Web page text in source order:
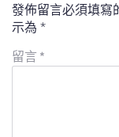
發佈留言必須填寫
示為 *
留言 *